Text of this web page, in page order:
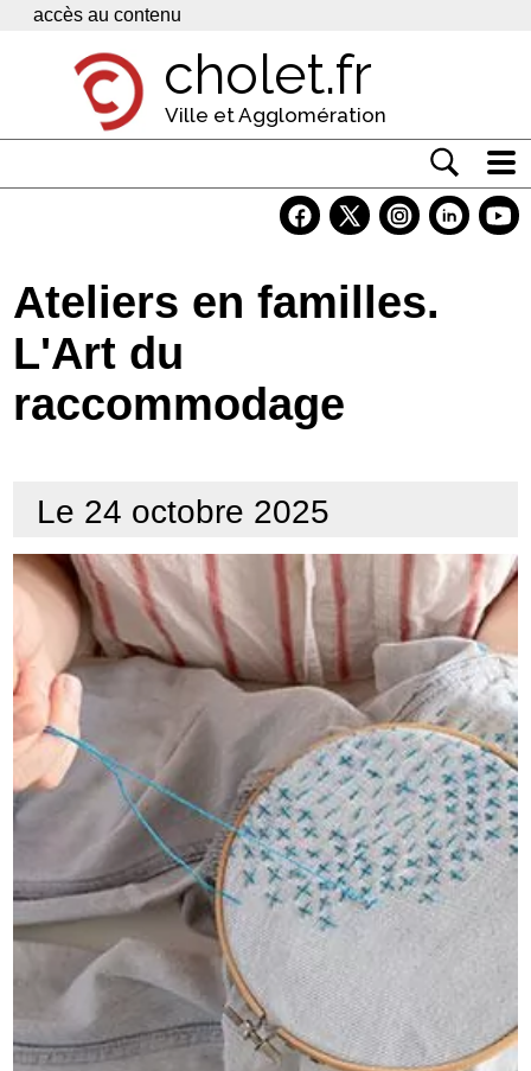
Panneau de gestion des cookies
accès au contenu
cholet.fr
Ville et Agglomération
Economie
Services
Contacts
Ateliers en familles.
L'Art du
raccommodage
Le 24 octobre 2025